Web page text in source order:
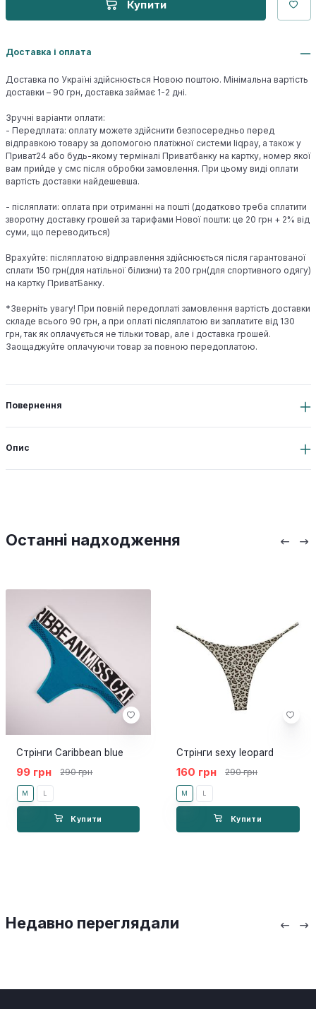
Купити
Доставка і оплата
Доставка по Україні здійснюється Новою поштою. Мінімальна вартість
доставки – 90 грн, доставка займає 1-2 дні.
Зручні варіанти оплати:
- Передплата: оплату можете здійснити безпосередньо перед
відправкою товару за допомогою платіжної системи liqpay, а також у
Приват24 або будь-якому терміналі Приватбанку на картку, номер якої
вам прийде у смс після обробки замовлення. При цьому виді оплати
вартість доставки найдешевша.
- післяплати: оплата при отриманні на пошті (додатково треба сплатити
зворотну доставку грошей за тарифами Нової пошти: це 20 грн + 2% від
суми, що переводиться)
Врахуйте: післяплатою відправлення здійснюється після гарантованої
сплати 150 грн(для натільної білизни) та 200 грн(для спортивного одягу)
на картку ПриватБанку.
*Зверніть увагу! При повній передоплаті замовлення вартість доставки
складе всього 90 грн, а при оплаті післяплатою ви заплатите від 130
грн, так як оплачується не тільки товар, але і доставка грошей.
Заощаджуйте оплачуючи товар за повною передоплатою.
Повернення
Опис
Останні надходження
Стрінги Caribbean blue
99 грн 290 грн
M L
Купити
Стрінги sexy leopard
160 грн 290 грн
M L
Купити
Недавно переглядали